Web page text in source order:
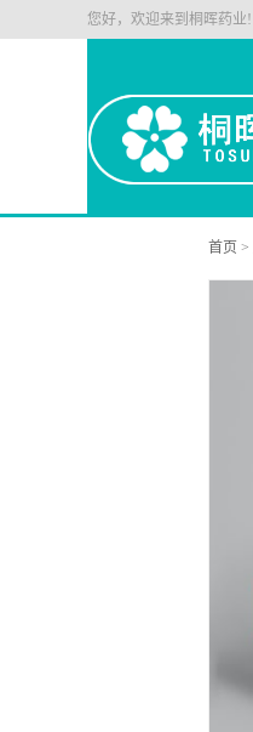
您好，欢迎来到桐晖药业!
首页 >